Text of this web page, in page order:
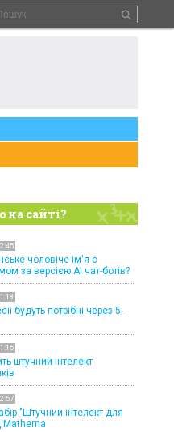
на сайті?
чоловіче ім'я є
за версією AI чат-ботів?
будуть потрібні через 5-
штучний інтелект
"Штучний інтелект для
Mathema